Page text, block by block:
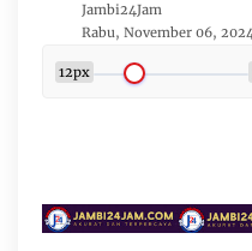
Jambi24Jam
Rabu, November 06,
12px